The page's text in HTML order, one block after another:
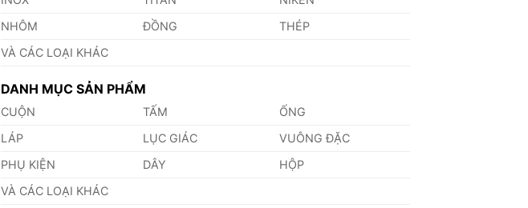
NHÔM
ĐỒNG
THÉP
VÀ CÁC LOẠI KHÁC
DANH MỤC SẢN PHẨM
CUỘN TẤM
ỐNG
LÁP
LỤC GIÁC
VUÔNG ĐẶC
PHỤ KIỆN
DÂY
HỘP
VÀ CÁC LOẠI KHÁC